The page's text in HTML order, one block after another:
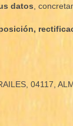
datos ,
04117,